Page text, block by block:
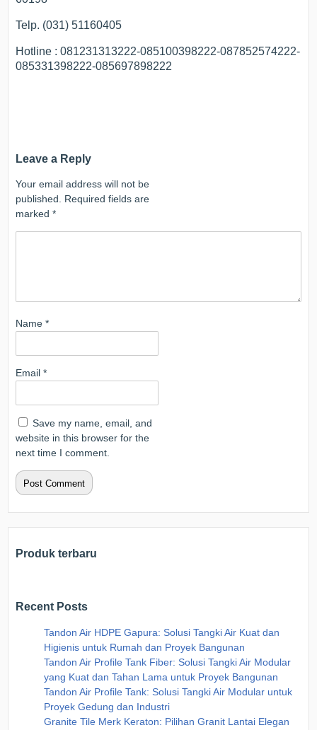
Telp. (031) 51160405
Hotline : 081231313222-085100398222-087852574222-
085331398222-085697898222
Leave a Reply
Your email address will not be
published.
Required fields are
marked*
Name*
Email*
Save my name, email, and
website in this browser for the
next time I comment.
Produk terbaru
Recent Posts
Tandon Air HDPE Gapura: Solusi Tangki Air Kuat dan
Higienis untuk Rumah dan Proyek Bangunan
Tandon Air Profile Tank Fiber: Solusi Tangki Air Modular
yang Kuat dan Tahan Lama untuk Proyek Bangunan
Tandon Air Profile Tank: Solusi Tangki Air Modular untuk
Proyek Gedung dan Industri
Granite Tile Merk Keraton: Pilihan Granit Lantai Elegan